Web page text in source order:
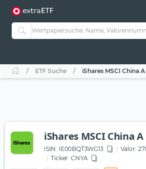
ETF Suche iShares MSCI China A
iShares MSCI China A
ISIN: IE00BQT3WG13
Valor:
Ticker: CNYA